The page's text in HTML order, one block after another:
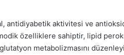
antidiyabetik aktivitesi ve
özelliklere sahiptir, lipid
glutatyon metabolizmasını